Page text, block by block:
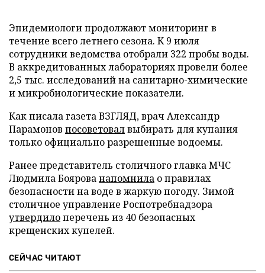
Эпидемиологи продолжают мониторинг в
течение всего летнего сезона. К 9 июля
сотрудники ведомства отобрали 322 пробы воды.
В аккредитованных лабораториях провели более
2,5 тыс. исследований на санитарно-химические
и микробиологические показатели.
Как писала газета ВЗГЛЯД, врач Александр
Парамонов посоветовалвыбирать для купания
только официально разрешенные водоемы.
Ранее представитель столичного главка МЧС
Людмила Боярованапомнила о правилах
безопасности на воде в жаркую погоду. Зимой
столичное управление Роспотребнадзора
утвердилоперечень из 40 безопасных
крещенских купелей.
СЕЙЧАС ЧИТАЮТ